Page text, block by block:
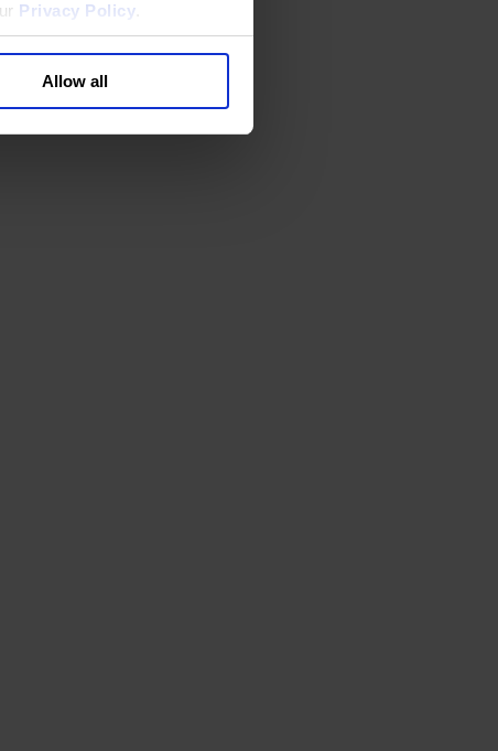
Privacy Policy
Allow all